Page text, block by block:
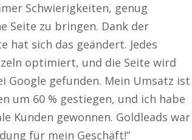
Schwierigkeiten, genug
Seite zu bringen. Dank der
hat sich das geändert. Jedes
optimiert, und die Seite wird
Google gefunden. Mein Umsatz ist
um 60 % gestiegen, und ich habe
Kunden gewonnen. Goldleads war
für mein Geschäft!“